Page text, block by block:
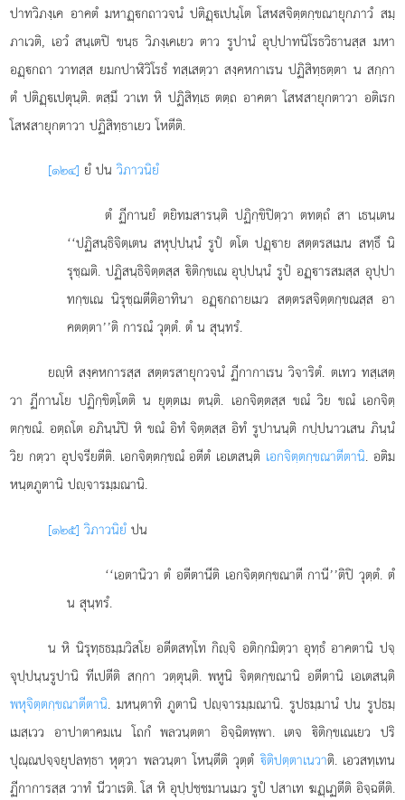
ปาทวิภงฺเค อาคตํ มหาฏฺกถาวจนํ ปติฏฺเปนฺโต โสฬสจิตฺตกฺขณายุกภาวํ สมฺ
ภาเวติ, เอวํ สนฺเตปิ ขนฺธ วิภงฺเคเยว ตาว รูปานํ อุปฺปาทนิโรธวิธานสฺส มหา
อฏฺกถา วาทสฺส ยมกปาฬิวิโรธํ ทสฺเสตฺวา สงฺคหกาเรน ปฏิสิทฺธตฺตา น สกฺกา
ตํ ปติฏฺเปตุนฺติ. ตสฺมึ วาเท หิ ปฏิสิทฺเธ ตตฺถ อาคตา โสฬสายุกตาวา อติเรก
โสฬสายุกตาวา ปฏิสิทฺธาเยว โหตีติ.
[๑๒๔] ยํ ปนวิภาวนิยํ
ตํ ฏีกานยํ ตยิทมสารนฺติ ปฏิกฺขิปิตฺวา ตทตฺถํ สา เธนฺเตน
‘‘ปฏิสนฺธิจิตฺเตน สหุปฺปนฺนํ รูปํ ตโต ปฏฺาย สตฺตรสเมน สทฺธึ นิ
รุชฺฌติ. ปฏิสนฺธิจิตฺตสฺส ิติกฺขเณ อุปฺปนฺนํ รูปํ อฏฺารสมสฺส อุปฺปา
ทกฺขเณ นิรุชฺฌตีติอาทินา อฏฺกถายเมว สตฺตรสจิตฺตกฺขณสฺส อา
คตตฺตา’’ติ การณํ วุตฺตํ. ตํ น สุนฺทรํ.
ยฺหิ สงฺคหการสฺส สตฺตรสายุกวจนํ ฏีกากาเรน วิจาริตํ. ตเทว ทสฺเสตฺ
วา ฏีกานโย ปฏิกฺขิตฺโตติ น ยุตฺตเม ตนฺติ. เอกจิตฺตสฺส ขณํ วิย ขณํ เอกจิตฺ
ตกฺขณํ. อตฺถโต อภินฺนํปิ หิ ขณํ อิทํ จิตฺตสฺส อิทํ รูปานนฺติ กปฺปนาวเสน ภินฺนํ
วิย กตฺวา อุปจรียตีติ. เอกจิตฺตกฺขณํ อตีตํ เอเตสนฺติ เอกจิตฺตกฺขณาตีตานิ. อติม
หนฺตภูตานิ ปฺจารมฺมณานิ.
[๑๒๕] วิภาวนิยํ ปน
‘‘เอตานิวา ตํ อตีตานีติ เอกจิตฺตกฺขณาตี กานี’’ติปิ วุตฺตํ. ตํ
น สุนฺทรํ.
น หิ นิรุทฺธธมฺมวิสโย อตีตสทฺโท กิฺจิ อติกฺกมิตฺวา อุทฺธํ อาคตานิ ปจฺ
จุปฺปนฺนรูปานิ ทีเปตีติ สกฺกา วตฺตุนฺติ. พหูนิ จิตฺตกฺขณานิ อตีตานิ เอเตสนฺติ
พหุจิตฺตกฺขณาตีตานิ. มหนฺตาทิ ภูตานิ ปฺจารมฺมณานิ. รูปธมฺมานํ ปน รูปธมฺ
เมสฺเวว อาปาตาคมเน โถกํ พลวนฺตตา อิจฺฉิตพฺพา. เตจ ิติกฺขเณเยว ปริ
ปุณฺณปจฺจยุปลทฺธาหุตฺวา พลวนฺตา โหนฺตีติ วุตฺตํิติปตฺตาเนวาติ. เอวสทฺเทน
ฏีกาการสฺส วาทํ นีวาเรติ. โส หิ อุปฺปชฺชมานเมว รูปํ ปสาเท ฆฏฺเฏตีติ อิจฺฉตีติ.